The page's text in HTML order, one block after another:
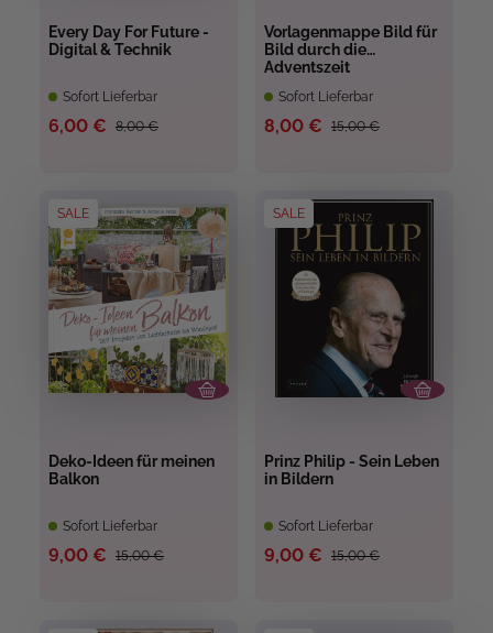
Every Day For Future -
Digital & Technik
Sofort Lieferbar
8,00 €
6,00 €
Vorlagenmappe Bild für
Bild durch die
Adventszeit
Sofort Lieferbar
15,00 €
8,00 €
SALE
Deko-Ideen für meinen
Balkon
Sofort Lieferbar
15,00 €
9,00 €
SALE
Prinz Philip - Sein Leben
in Bildern
Sofort Lieferbar
15,00 €
9,00 €